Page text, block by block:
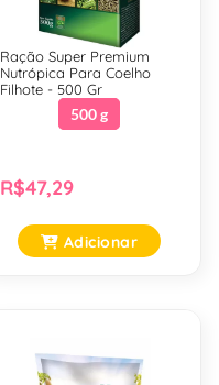
Ração Super Premium
Nutrópica Para Coelho
Filhote - 500 Gr
500 g
R$47,29
Adicionar